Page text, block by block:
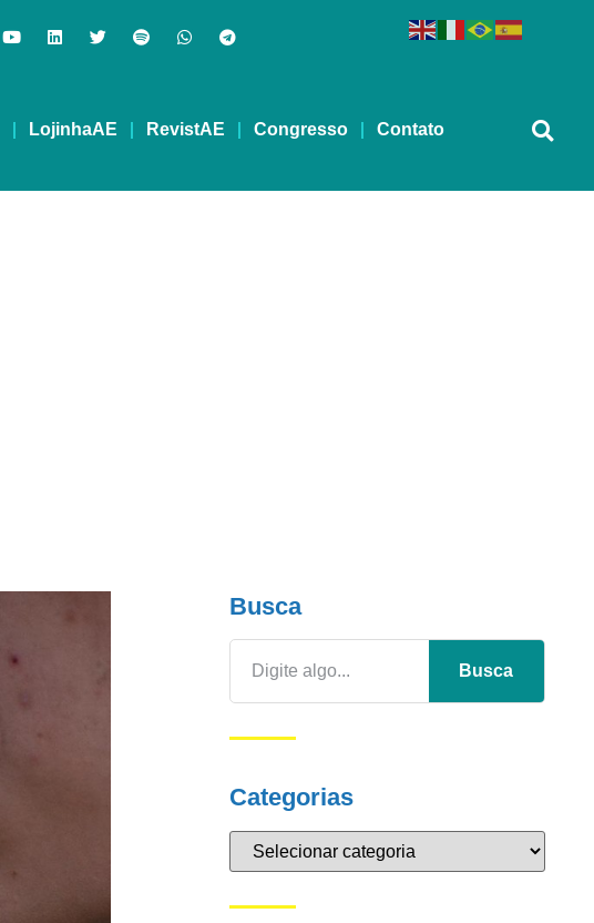
LojinhaAE RevistAE Congresso Contato
Busca
Busca
Categorias